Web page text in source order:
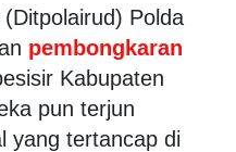
Polda
pembongkaran
Kabupaten
pun terjun
yang tertancap di